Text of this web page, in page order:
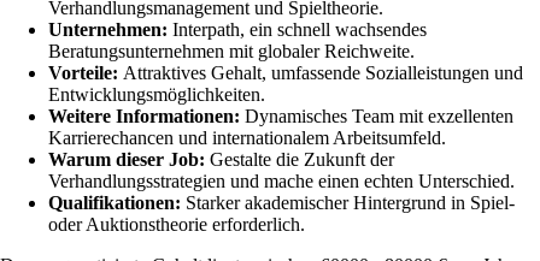
Verhandlungsmanagement und Spieltheorie.
Unternehmen: Interpath, ein schnell wachsendes
Beratungsunternehmen mit globaler Reichweite.
Vorteile: Attraktives Gehalt, umfassende Sozialleistungen und
Entwicklungsmöglichkeiten.
Weitere Informationen: Dynamisches Team mit exzellenten
Karrierechancen und internationalem Arbeitsumfeld.
Warum dieser Job: Gestalte die Zukunft der
Verhandlungsstrategien und mache einen echten Unterschied.
Qualifikationen: Starker akademischer Hintergrund in Spiel-
oder Auktionstheorie erforderlich.